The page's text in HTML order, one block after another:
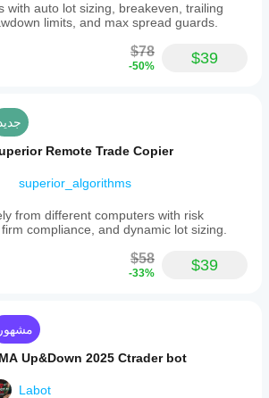
with auto lot sizing, breakeven, trailing
limits, and max spread guards.
$78
-50% $39
جديد
Remote Trade Copier
superior_algorithms
from different computers with risk
compliance, and dynamic lot sizing.
$58
-33% $39
مشهور
Up&Down 2025 Ctrader bot
Labot